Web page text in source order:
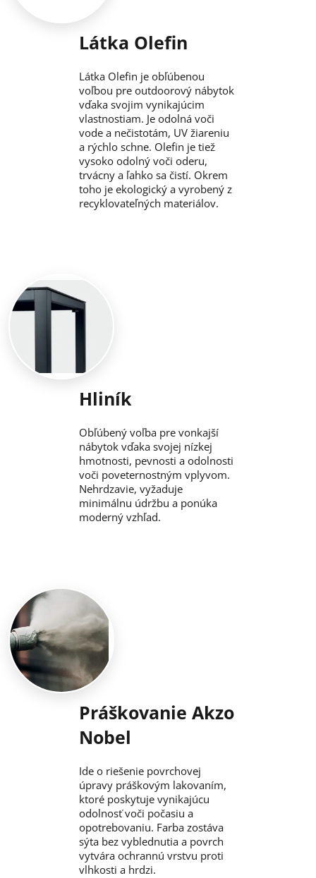
Látka Olefin
Látka Olefin je obľúbenou
voľbou pre outdoorový nábytok
vďaka svojim vynikajúcim
vlastnostiam. Je odolná voči
vode a nečistotám, UV žiareniu
a rýchlo schne. Olefin je tiež
vysoko odolný voči oderu,
trvácny a ľahko sa čistí. Okrem
toho je ekologický a vyrobený z
recyklovateľných materiálov.
Hliník
Obľúbený voľba pre vonkajší
nábytok vďaka svojej nízkej
hmotnosti, pevnosti a odolnosti
voči poveternostným vplyvom.
Nehrdzavie, vyžaduje
minimálnu údržbu a ponúka
moderný vzhľad.
Práškovanie Akzo
Nobel
Ide o riešenie povrchovej
úpravy práškovým lakovaním,
ktoré poskytuje vynikajúcu
odolnosť voči počasiu a
opotrebovaniu. Farba zostáva
sýta bez vyblednutia a povrch
vytvára ochrannú vrstvu proti
vlhkosti a hrdzi.